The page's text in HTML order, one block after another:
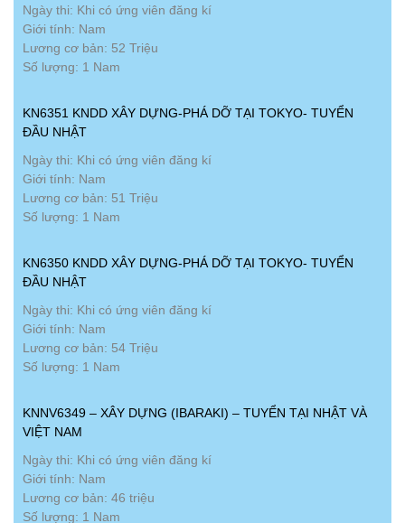
Ngày thi: Khi có ứng viên đăng kí
Giới tính: Nam
Lương cơ bản: 52 Triệu
Số lượng: 1 Nam
KN6351 KNDD XÂY DỰNG-PHÁ DỠ TẠI TOKYO- TUYỂN
ĐẦU NHẬT
Ngày thi: Khi có ứng viên đăng kí
Giới tính: Nam
Lương cơ bản: 51 Triệu
Số lượng: 1 Nam
KN6350 KNDD XÂY DỰNG-PHÁ DỠ TẠI TOKYO- TUYỂN
ĐẦU NHẬT
Ngày thi: Khi có ứng viên đăng kí
Giới tính: Nam
Lương cơ bản: 54 Triệu
Số lượng: 1 Nam
KNNV6349 – XÂY DỰNG (IBARAKI) – TUYỂN TẠI NHẬT VÀ
VIỆT NAM
Ngày thi: Khi có ứng viên đăng kí
Giới tính: Nam
Lương cơ bản: 46 triệu
Số lượng: 1 Nam